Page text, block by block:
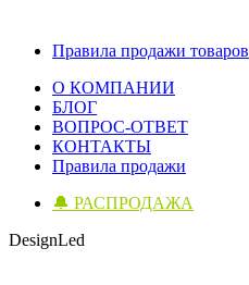
Правила продажи товаров
О КОМПАНИИ
БЛОГ
ВОПРОС-ОТВЕТ
КОНТАКТЫ
Правила продажи
🔔 РАСПРОДАЖА
DesignLed